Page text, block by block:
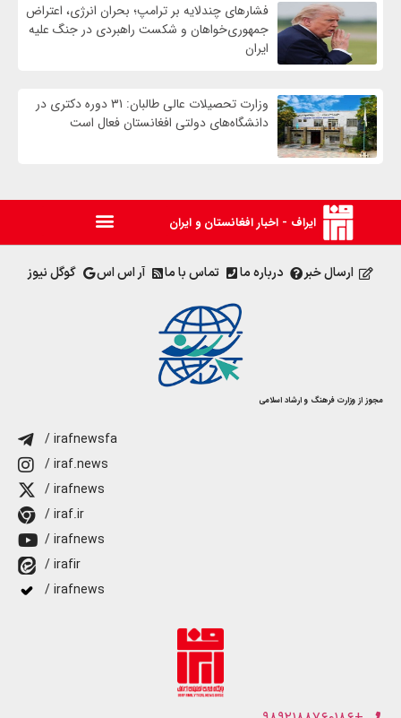
فشارهای چندلایه بر ترامپ؛ بحران انرژی، اعتراض
جمهوری‌خواهان و شکست راهبردی در جنگ علیه
ایران
وزارت تحصیلات عالی طالبان: ۳۱ دوره دکتری در
دانشگاه‌های دولتی افغانستان فعال است
ایراف - اخبار افغانستان و ایران
ارسال خبر درباره ما تماس با ما آر اس اس گوگل نیوز
مجوز از وزارت فرهنگ و ارشاد اسلامی
/ irafnewsfa
/ iraf.news
/ irafnews
/ iraf.ir
/ irafnews
/ irafir
/ irafnews